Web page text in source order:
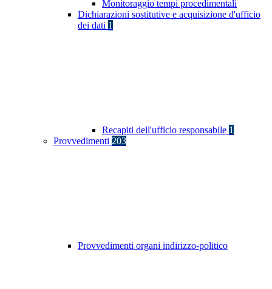
Monitoraggio tempi procedimentali
Dichiarazioni sostitutive e acquisizione d'ufficio
dei dati 1
Recapiti dell'ufficio responsabile 1
Provvedimenti 203
Provvedimenti organi indirizzo-politico